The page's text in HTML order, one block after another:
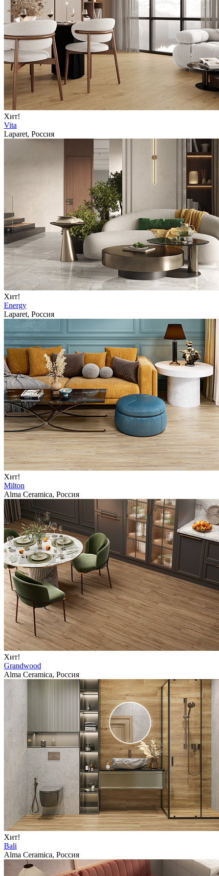
Хит!
Vita
Laparet, Россия
Хит!
Energy
Laparet, Россия
Хит!
Milton
Alma Ceramica, Россия
Хит!
Grandwood
Alma Ceramica, Россия
Хит!
Bali
Alma Ceramica, Россия